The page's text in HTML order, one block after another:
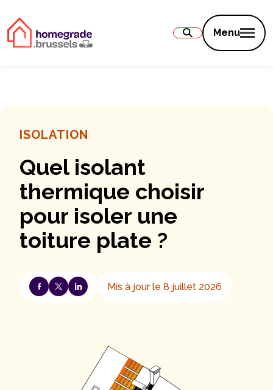
Menu
ISOLATION
Quel isolant
thermique choisir
pour isoler une
toiture plate ?
Mis à jour le 8 juillet 2026